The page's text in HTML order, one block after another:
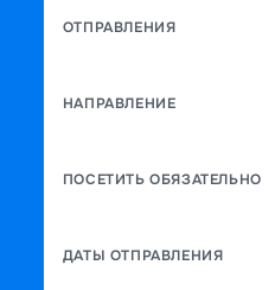
ОТПРАВЛЕНИЯ
НАПРАВЛЕНИЕ
ПОСЕТИТЬ ОБЯЗАТЕЛЬНО
ДАТЫ ОТПРАВЛЕНИЯ